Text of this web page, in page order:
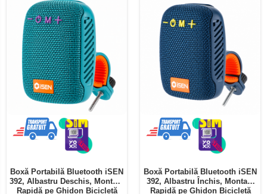
Boxă Portabilă Bluetooth iSEN
392, Albastru Deschis, Montare
Rapidă pe Ghidon Bicicletă
Boxă Portabilă Bluetooth iSEN
392, Albastru Închis, Montare
Rapidă pe Ghidon Bicicletă